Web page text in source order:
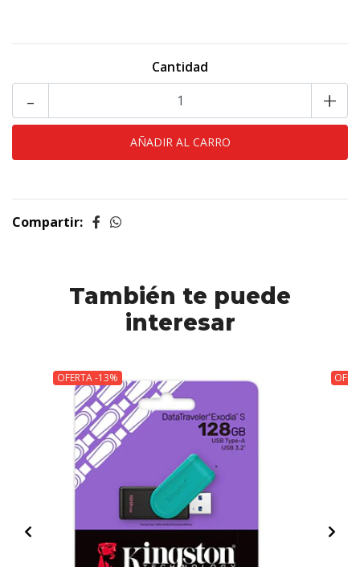
Cantidad
- +
Compartir:
También te puede
interesar
OFERTA -13%